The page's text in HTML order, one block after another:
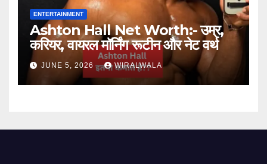
ENTERTAINMENT
Ashton Hall Net Worth:- उम्र,
करियर, वायरल मॉर्निंग रूटीन और नेट वर्थ
JUNE 5, 2026 WIRALWALA